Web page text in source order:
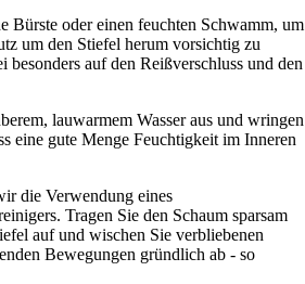
Bürste oder einen feuchten Schwamm, um
um den Stiefel herum vorsichtig zu
besonders auf den Reißverschluss und den
lauwarmem Wasser aus und wringen
eine gute Menge Feuchtigkeit im Inneren
die Verwendung eines
Tragen Sie den Schaum sparsam
auf und wischen Sie verbliebenen
Bewegungen gründlich ab - so